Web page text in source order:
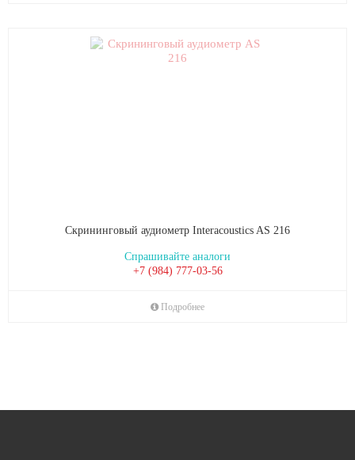
Скрининговый аудиометр Interacoustics AS 216
Спрашивайте аналоги
+7 (984) 777-03-56
Подробнее